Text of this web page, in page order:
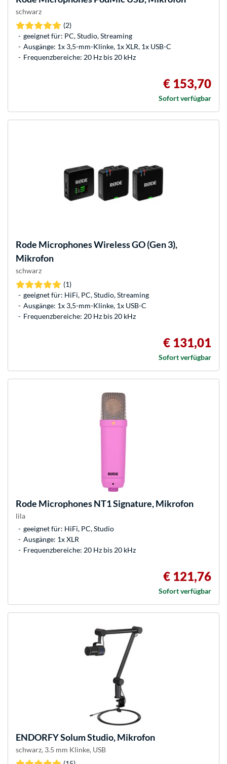
schwarz
(2)
geeignet für: PC, Studio, Streaming
Ausgänge: 1x 3,5-mm-Klinke, 1x XLR, 1x USB-C
Frequenzbereiche: 20 Hz bis 20 kHz
€ 153,70
Sofort verfügbar
Rode MicrophonesWireless GO (Gen 3),
Mikrofon
schwarz
(1)
geeignet für: HiFi, PC, Studio, Streaming
Ausgänge: 1x 3,5-mm-Klinke, 1x USB-C
Frequenzbereiche: 20 Hz bis 20 kHz
€ 131,01
Sofort verfügbar
Rode MicrophonesNT1 Signature, Mikrofon
lila
geeignet für: HiFi, PC, Studio
Ausgänge: 1x XLR
Frequenzbereiche: 20 Hz bis 20 kHz
€ 121,76
Sofort verfügbar
ENDORFYSolum Studio, Mikrofon
schwarz, 3.5 mm Klinke, USB